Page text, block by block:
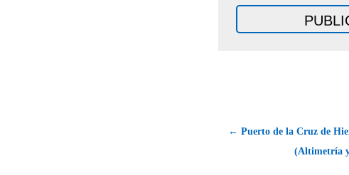
← Puerto de la Cruz de
(Altimetría